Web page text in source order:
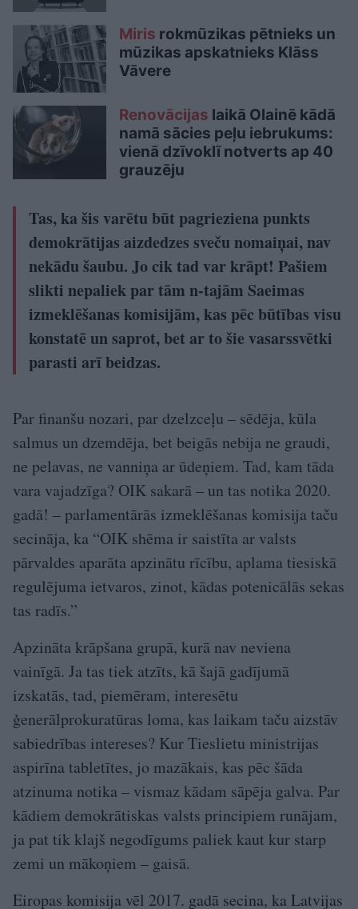
Miris rokmūzikas pētnieks un
mūzikas apskatnieks Klāss
Vāvere
Renovācijas laikā Olainē kādā
namā sācies peļu iebrukums:
vienā dzīvoklī notverts ap 40
grauzēju
Tas, ka šis varētu būt pagrieziena punkts
demokrātijas aizdedzes sveču nomaiņai, nav
nekādu šaubu. Jo cik tad var krāpt! Pašiem
slikti nepaliek par tām n-tajām Saeimas
izmeklēšanas komisijām, kas pēc būtības visu
konstatē un saprot, bet ar to šie vasarssvētki
parasti arī beidzas.
Par finanšu nozari, par dzelzceļu – sēdēja, kūla
salmus un dzemdēja, bet beigās nebija ne graudi,
ne pelavas, ne vanniņa ar ūdeņiem. Tad, kam tāda
vara vajadzīga? OIK sakarā – un tas notika 2020.
gadā! – parlamentārās izmeklēšanas komisija taču
secināja, ka “OIK shēma ir saistīta ar valsts
pārvaldes aparāta apzinātu rīcību, aplama tiesiskā
regulējuma ietvaros, zinot, kādas potenicālās sekas
tas radīs.”
Apzināta krāpšana grupā, kurā nav neviena
vainīgā. Ja tas tiek atzīts, kā šajā gadījumā
izskatās, tad, piemēram, interesētu
ģenerālprokuratūras loma, kas laikam taču aizstāv
sabiedrības intereses? Kur Tieslietu ministrijas
aspirīna tabletītes, jo mazākais, kas pēc šāda
atzinuma notika – vismaz kādam sāpēja galva. Par
kādiem demokrātiskas valsts principiem runājam,
ja pat tik klajš negodīgums paliek kaut kur starp
zemi un mākoņiem – gaisā.
Eiropas komisija vēl 2017. gadā secina, ka Latvijas